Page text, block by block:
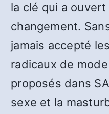
la clé qui a
changement.
jamais accepté
radicaux de
proposés dans
sexe et la